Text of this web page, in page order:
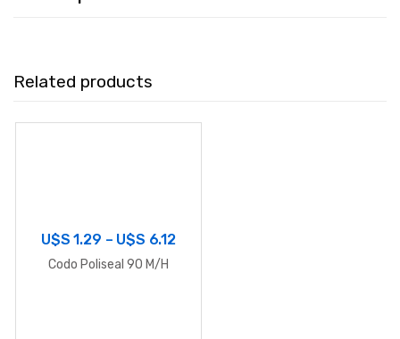
Related products
U$S1.29 – U$S 6.12
Codo Poliseal 90 M/H